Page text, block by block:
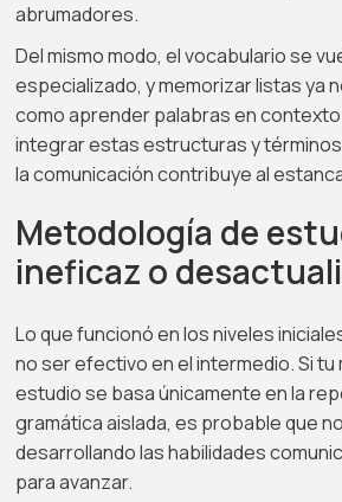
abrumadores.
Del mismo modo, el vocabulario se
especializado, y memorizar listas ya
como aprender palabras en
integrar estas estructuras y
la comunicación contribuye al
Metodología de
ineficaz o
Lo que funcionó en los niveles
no ser efectivo en el intermedio. Si
estudio se basa únicamente en la
gramática aislada, es probable que
desarrollando las habilidades
para avanzar.